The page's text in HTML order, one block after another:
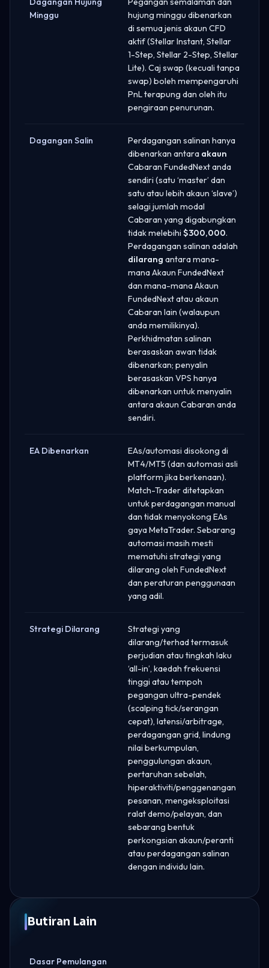
Minggu
hujung minggu dibenarkan
di semua jenis akaun CFD
aktif (Stellar Instant, Stellar
1-Step, Stellar 2-Step, Stellar
Lite). Caj swap (kecuali tanpa
swap) boleh mempengaruhi
PnL terapung dan oleh itu
pengiraan penurunan.
Dagangan Salin
Perdagangan salinan hanya
dibenarkan antara akaun
Cabaran FundedNext anda
sendiri (satu ‘master’ dan
satu atau lebih akaun ‘slave’)
selagi jumlah modal
Cabaran yang digabungkan
tidak melebihi $300,000.
Perdagangan salinan adalah
dilarang antara mana-
mana Akaun FundedNext
dan mana-mana Akaun
FundedNext atau akaun
Cabaran lain (walaupun
anda memilikinya).
Perkhidmatan salinan
berasaskan awan tidak
dibenarkan; penyalin
berasaskan VPS hanya
dibenarkan untuk menyalin
antara akaun Cabaran anda
sendiri.
EA Dibenarkan
EAs/automasi disokong di
MT4/MT5 (dan automasi asli
platform jika berkenaan).
Match-Trader ditetapkan
untuk perdagangan manual
dan tidak menyokong EAs
gaya MetaTrader. Sebarang
automasi masih mesti
mematuhi strategi yang
dilarang oleh FundedNext
dan peraturan penggunaan
yang adil.
Strategi Dilarang
Strategi yang
dilarang/terhad termasuk
perjudian atau tingkah laku
‘all-in’, kaedah frekuensi
tinggi atau tempoh
pegangan ultra-pendek
(scalping tick/serangan
cepat), latensi/arbitrage,
perdagangan grid, lindung
nilai berkumpulan,
penggulungan akaun,
pertaruhan sebelah,
hiperaktiviti/penggenangan
pesanan, mengeksploitasi
ralat demo/pelayan, dan
sebarang bentuk
perkongsian akaun/peranti
atau perdagangan salinan
dengan individu lain.
Butiran Lain
Dasar Pemulangan